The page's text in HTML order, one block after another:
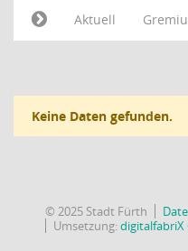
Aktuell
Keine Daten gefunden.
© 2025 Stadt Fürth
Umsetzung:digitalfabriX